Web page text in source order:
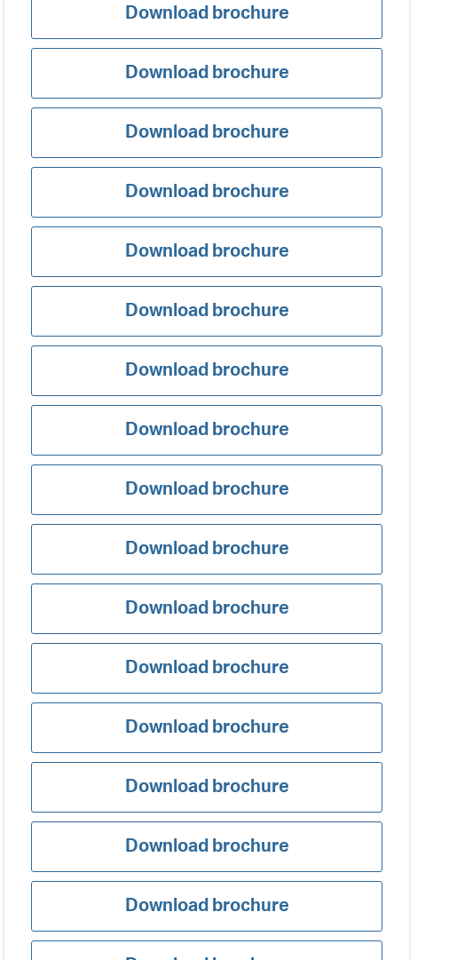
Download brochure
Download brochure
Download brochure
Download brochure
Download brochure
Download brochure
Download brochure
Download brochure
Download brochure
Download brochure
Download brochure
Download brochure
Download brochure
Download brochure
Download brochure
Download brochure